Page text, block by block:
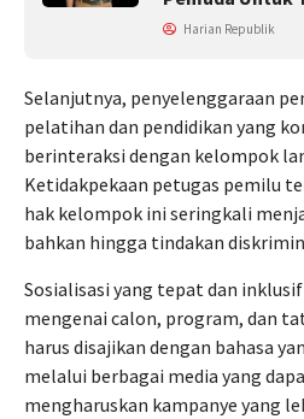
Harian Republik
Selanjutnya, penyelenggaraan
pelatihan dan pendidikan yang
berinteraksi dengan kelompok
Ketidakpekaan petugas pemilu
hak kelompok ini seringkali
bahkan hingga tindakan
Sosialisasi yang tepat dan
mengenai calon, program, dan
harus disajikan dengan bahasa
melalui berbagai media yang
mengharuskan kampanye yang